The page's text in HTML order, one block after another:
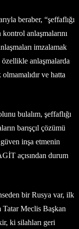
beraber, “şeffaflığı
anlaşmalarını
imzalamak
anlaşmalarda
ve hatta
bulalım, şeffaflığı
barışçıl çözümü
inşa etmenin
açısından durum
bir Rusya var, ilk
Tatar Meclis Başkan
ki silahları geri